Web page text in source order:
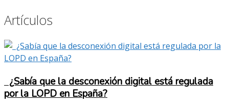
Artículos
¿Sabía que la desconexión digital está regulada
por la LOPD en España?